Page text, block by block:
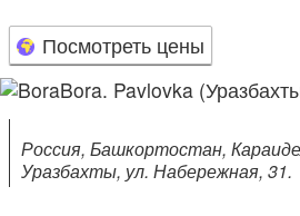
Посмотреть цены
Россия, Башкортостан,
Уразбахты, ул. Набережная, 31.